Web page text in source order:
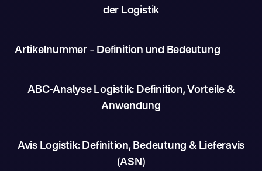
der Logistik
Artikelnummer – Definition und Bedeutung
ABC-Analyse Logistik: Definition, Vorteile &
Anwendung
Avis Logistik: Definition, Bedeutung & Lieferavis
(ASN)